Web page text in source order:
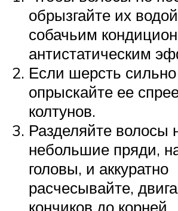
обрызгайте их
собачьим
антистатическим
Если шерсть
опрыскайте ее
колтунов.
Разделяйте волосы
небольшие пряди,
головы, и аккуратно
расчесывайте,
кончиков до корней.